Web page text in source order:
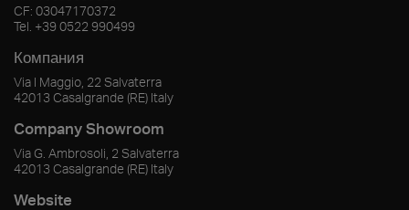
CF: 03047170372
Tel. +39 0522 990499
Компания
Via I Maggio, 22 Salvaterra
42013 Casalgrande (RE) Italy
Company Showroom
Via G. Ambrosoli, 2 Salvaterra
42013 Casalgrande (RE) Italy
Website